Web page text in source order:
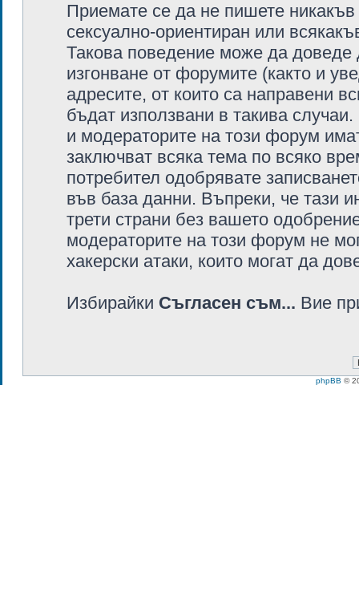
Приемате се да не пишете
сексуално-ориентиран или
Такова поведение може да доведе
изгонване от форумите (както и
адресите, от които са направени
бъдат използвани в такива
и модераторите на този форум
заключват всяка тема по всяко
потребител одобрявате
във база данни. Въпреки, че тази
трети страни без вашето
модераторите на този форум не
хакерски атаки, които могат да
Избирайки Съгласен съм... Вие
phpBB ©